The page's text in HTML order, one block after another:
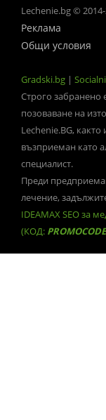
Lechenie.bg ©
Реклама
Общи условия
Gradski.bg |
Строго забранено
позоваване на
Lechenie.BG,
възприеман като
специалист.
Преди
лечение,
IDEAMAX SEO за
(КОД: